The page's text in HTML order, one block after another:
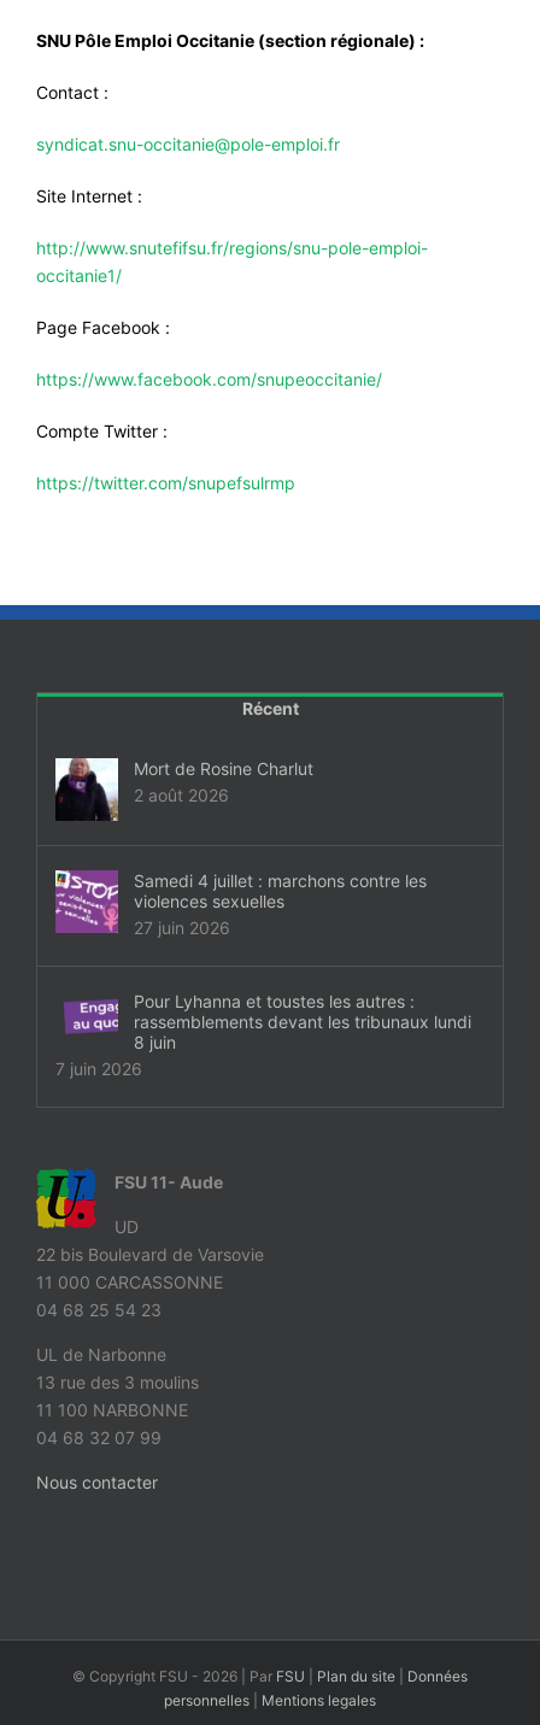
SNU Pôle Emploi Occitanie (section régionale) :
Contact :
syndicat.snu-occitanie@pole-emploi.fr
Site Internet :
http://www.snutefifsu.fr/regions/snu-pole-emploi-
occitanie1/
Page Facebook :
https://www.facebook.com/snupeoccitanie/
Compte Twitter :
https://twitter.com/snupefsulrmp
Récent
Mort de Rosine Charlut
2 août 2026
Samedi 4 juillet : marchons contre les
violences sexuelles
27 juin 2026
Pour Lyhanna et toustes les autres :
rassemblements devant les tribunaux lundi
8 juin
7 juin 2026
FSU 11- Aude
UD
22 bis Boulevard de Varsovie
11 000 CARCASSONNE
04 68 25 54 23
UL de Narbonne
13 rue des 3 moulins
11 100 NARBONNE
04 68 32 07 99
Nous contacter
© Copyright FSU - 2026 | Par FSU Plan du site
Données
personnelles
Mentions legales